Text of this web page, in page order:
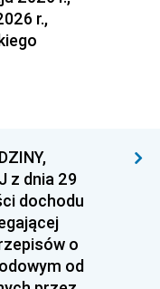
r.,
z dnia 29
dochodu
o
od